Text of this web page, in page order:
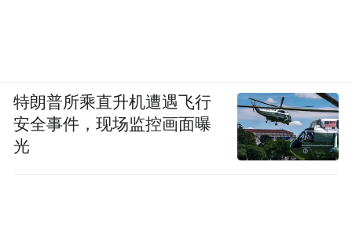
特朗普所乘直升机遭遇飞行
安全事件，现场监控画面曝
光